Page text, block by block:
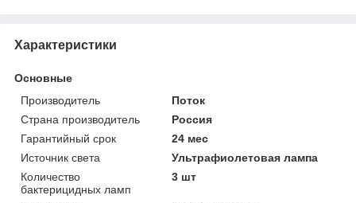
Характеристики
Основные
Производитель
Поток
Страна производитель
Россия
Гарантийный срок
24 мес
Источник света
Ультрафиолетовая лампа
Количество
бактерицидных ламп
3 шт